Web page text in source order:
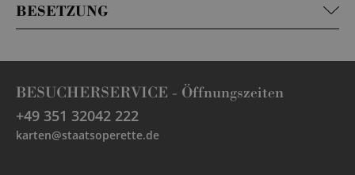
BESETZUNG
BESUCHERSERVICE - Öffnungszeiten
+49 351 32042 222
karten@staatsoperette.de